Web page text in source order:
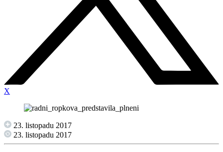
X
23. listopadu 2017
23. listopadu 2017